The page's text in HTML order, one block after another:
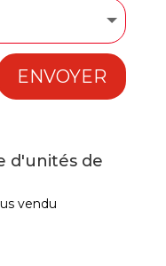
ENVOYER
d'unités de
vendu